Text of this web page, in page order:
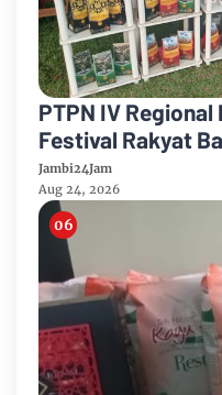
PTPN IV
Festival Rakyat
Korem 042/
Jambi24Jam
Aug 24, 2026